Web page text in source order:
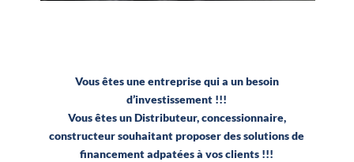
Vous êtes une entreprise qui a un besoin
d’investissement !!!
Vous êtes un Distributeur, concessionnaire,
constructeur souhaitant proposer des solutions de
financement adpatées à vos clients !!!